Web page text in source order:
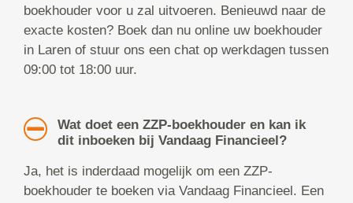
boekhouder voor u zal uitvoeren. Benieuwd naar de
exacte kosten? Boek dan nu online uw boekhouder
in Laren of stuur ons een chat op werkdagen tussen
09:00 tot 18:00 uur.
Wat doet een ZZP-boekhouder en kan ik
dit inboeken bij Vandaag Financieel?
Ja, het is inderdaad mogelijk om een ZZP-
boekhouder te boeken via Vandaag Financieel. Een